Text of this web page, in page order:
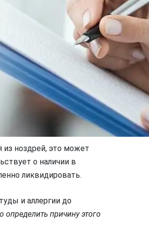
из ноздрей, это может
о наличии в
ликвидировать.
и аллергии до
определить причину этого